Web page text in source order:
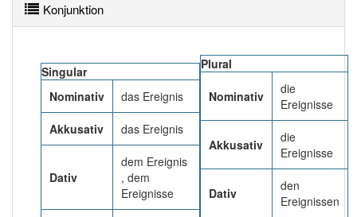
Häufigkeit: 6 von 10
Wörter mit Endung-ereignis: 14
Wörter mit Endung-ereignisaber mit einem anderen
Artikeldas: 0
81% unserer Spielapp-Nutzer haben den Artikel
korrekt erraten.
Konjunktion
Singular
Nominativ
das Ereignis
Akkusativ das Ereignis
Dativ
dem Ereignis
, dem
Ereignisse
Plural
Nominativ
die
Ereignisse
Akkusativ
die
Ereignisse
Dativ
den
Ereignissen